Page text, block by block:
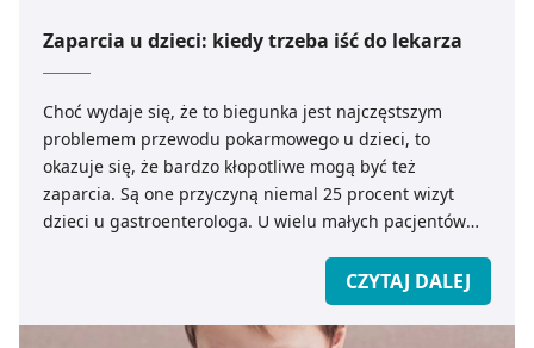
Zaparcia u dzieci: kiedy trzeba iść do lekarza
Choć wydaje się, że to biegunka jest najczęstszym
problemem przewodu pokarmowego u dzieci, to
okazuje się, że bardzo kłopotliwe mogą być też
zaparcia. Są one przyczyną niemal 25 procent wizyt
dzieci u gastroenterologa. U wielu małych pacjentów
CZYTAJ DALEJ